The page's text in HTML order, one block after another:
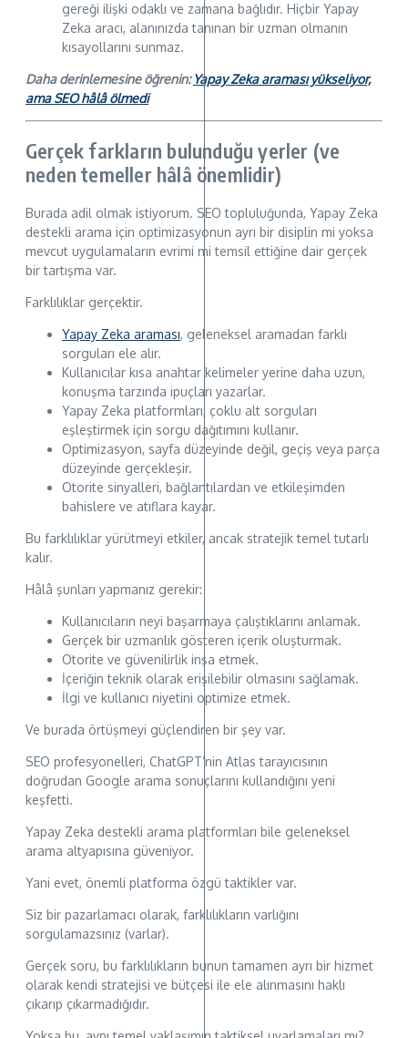
gereği ilişki odaklı ve zamana bağlıdır. Hiçbir Yapay
Zeka aracı, alanınızda tanınan bir uzman olmanın
kısayollarını sunmaz.
Daha derinlemesine öğrenin:Yapay Zeka araması yükseliyor,
ama SEO hâlâ ölmedi
Gerçek farkların bulunduğu yerler (ve
neden temeller hâlâ önemlidir)
Burada adil olmak istiyorum. SEO topluluğunda, Yapay Zeka
destekli arama için optimizasyonun ayrı bir disiplin mi yoksa
mevcut uygulamaların evrimi mi temsil ettiğine dair gerçek
bir tartışma var.
Farklılıklar gerçektir.
Yapay Zeka araması, geleneksel aramadan farklı
sorguları ele alır.
Kullanıcılar kısa anahtar kelimeler yerine daha uzun,
konuşma tarzında ipuçları yazarlar.
Yapay Zeka platformları, çoklu alt sorguları
eşleştirmek için sorgu dağıtımını kullanır.
Optimizasyon, sayfa düzeyinde değil, geçiş veya parça
düzeyinde gerçekleşir.
Otorite sinyalleri, bağlantılardan ve etkileşimden
bahislere ve atıflara kayar.
Bu farklılıklar yürütmeyi etkiler, ancak stratejik temel tutarlı
kalır.
Hâlâ şunları yapmanız gerekir:
Kullanıcıların neyi başarmaya çalıştıklarını anlamak.
Gerçek bir uzmanlık gösteren içerik oluşturmak.
Otorite ve güvenilirlik inşa etmek.
İçeriğin teknik olarak erişilebilir olmasını sağlamak.
İlgi ve kullanıcı niyetini optimize etmek.
Ve burada örtüşmeyi güçlendiren bir şey var.
SEO profesyonelleri, ChatGPT’nin Atlas tarayıcısının
doğrudan Google arama sonuçlarını kullandığını yeni
keşfetti.
Yapay Zeka destekli arama platformları bile geleneksel
arama altyapısına güveniyor.
Yani evet, önemli platforma özgü taktikler var.
Siz bir pazarlamacı olarak, farklılıkların varlığını
sorgulamazsınız (varlar).
Gerçek soru, bu farklılıkların bunun tamamen ayrı bir hizmet
olarak kendi stratejisi ve bütçesi ile ele alınmasını haklı
çıkarıp çıkarmadığıdır.